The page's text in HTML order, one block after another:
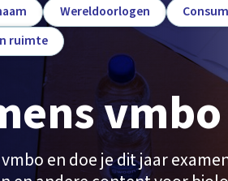
Wereldoorlogen
ruimte
vmbo
en doe je dit jaar